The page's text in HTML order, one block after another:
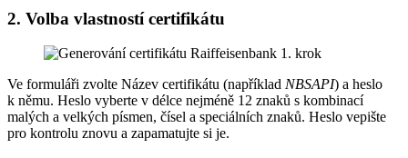
2. Volba vlastností certifikátu
Ve formuláři zvolte Název certifikátu (například NBSAPI) a heslo
k němu. Heslo vyberte v délce nejméně 12 znaků s kombinací
malých a velkých písmen, čísel a speciálních znaků. Heslo vepište
pro kontrolu znovu a zapamatujte si je.